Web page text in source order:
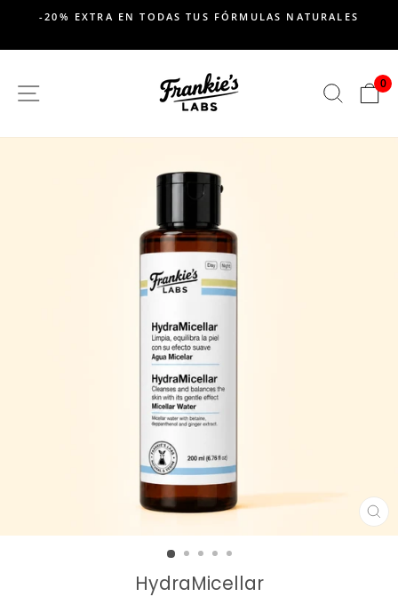
contenido
de
diapositivas
-20% EXTRA EN TODAS TUS FÓRMULAS NATURALES
SITIO DE NAVEGACION 0
HydraMicellar